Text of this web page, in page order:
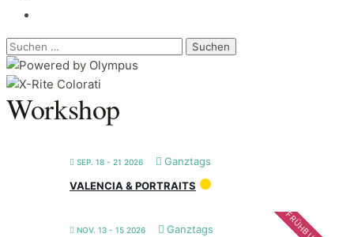
Suchen
nach:
Workshop
SEP. 18 - 21 2026
Ganztags
VALENCIA & PORTRAITS
NOV. 13 - 15 2026 Ganztags